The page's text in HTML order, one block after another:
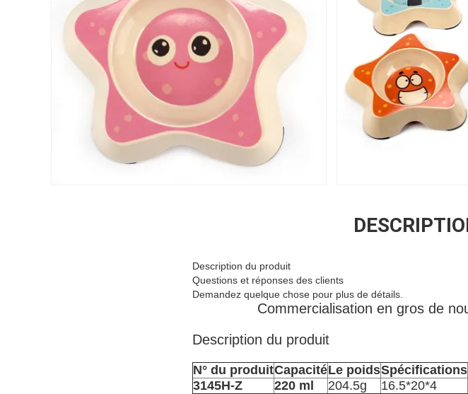
Description du produit
Questions et réponses des clients
Demandez quelque chose pour plus de détails.
Commercialisation en gros de
Description du produit
N° du produitCapacitéLe poidsSpécifications
3145H-Z
220 ml 204.5g 16.5*20*4